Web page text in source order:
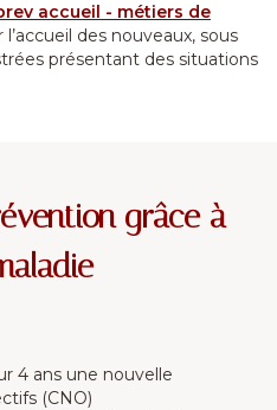
accueil - métiers de
des nouveaux, sous
présentant des situations
grâce à
4 ans une nouvelle
(CNO)